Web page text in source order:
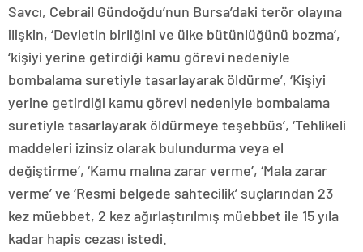
Savcı, Cebrail Gündoğdu’nun Bursa’daki terör olayına
ilişkin, ‘Devletin birliğini ve ülke bütünlüğünü bozma’,
‘kişiyi yerine getirdiği kamu görevi nedeniyle
bombalama suretiyle tasarlayarak öldürme’, ‘Kişiyi
yerine getirdiği kamu görevi nedeniyle bombalama
suretiyle tasarlayarak öldürmeye teşebbüs’, ‘Tehlikeli
maddeleri izinsiz olarak bulundurma veya el
değiştirme’, ‘Kamu malına zarar verme’, ‘Mala zarar
verme’ ve ‘Resmi belgede sahtecilik’ suçlarından 23
kez müebbet, 2 kez ağırlaştırılmış müebbet ile 15 yıla
kadar hapis cezası istedi.